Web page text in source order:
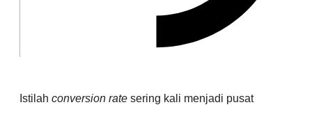
Istilah conversion rate sering kali menjadi pusat